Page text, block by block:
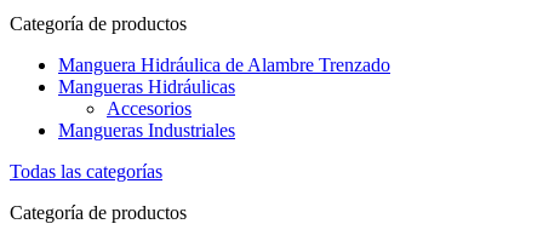
Categoría de productos
Manguera Hidráulica de Alambre Trenzado
Mangueras Hidráulicas
Accesorios
Mangueras Industriales
Todas las categorías
Categoría de productos